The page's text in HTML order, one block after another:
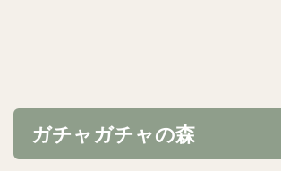
ガチャガチャの森